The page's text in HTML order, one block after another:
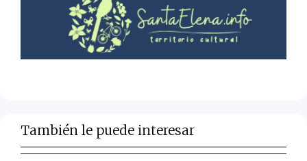
También le puede interesar